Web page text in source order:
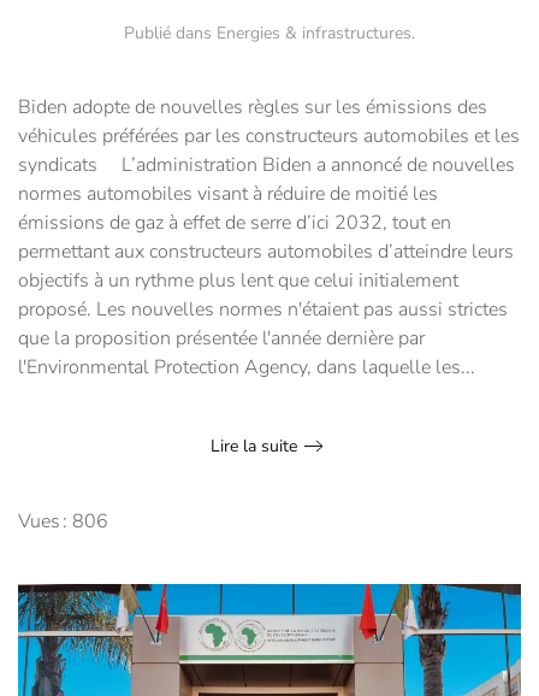
Publié dans Energies & infrastructures.
Biden adopte de nouvelles règles sur les émissions des
véhicules préférées par les constructeurs automobiles et les
syndicats L’administration Biden a annoncé de nouvelles
normes automobiles visant à réduire de moitié les
émissions de gaz à effet de serre d’ici 2032, tout en
permettant aux constructeurs automobiles d’atteindre leurs
objectifs à un rythme plus lent que celui initialement
proposé. Les nouvelles normes n'étaient pas aussi strictes
que la proposition présentée l'année dernière par
l'Environmental Protection Agency, dans laquelle les...
Lire la suite
Vues : 806